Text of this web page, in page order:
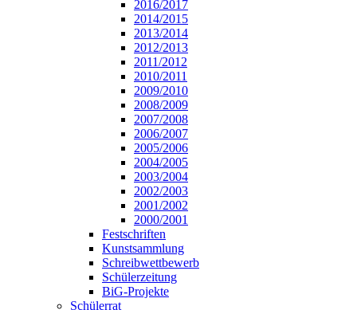
2016/2017
2014/2015
2013/2014
2012/2013
2011/2012
2010/2011
2009/2010
2008/2009
2007/2008
2006/2007
2005/2006
2004/2005
2003/2004
2002/2003
2001/2002
2000/2001
Festschriften
Kunstsammlung
Schreibwettbewerb
Schülerzeitung
BiG-Projekte
Schülerrat